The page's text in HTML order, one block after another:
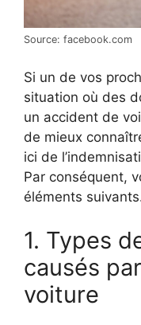
Source: facebook.com
Si un de vos
situation où des
un accident de
de mieux
ici de
Par conséquent,
éléments
1. Types
causés
voiture